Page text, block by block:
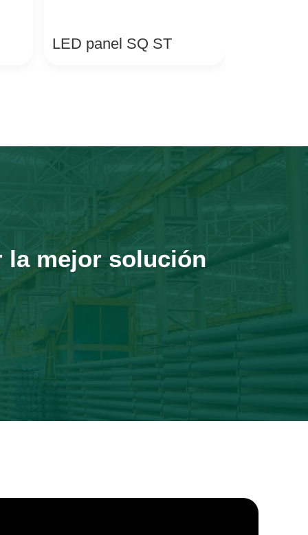
LED panel SQ ST
la mejor solución